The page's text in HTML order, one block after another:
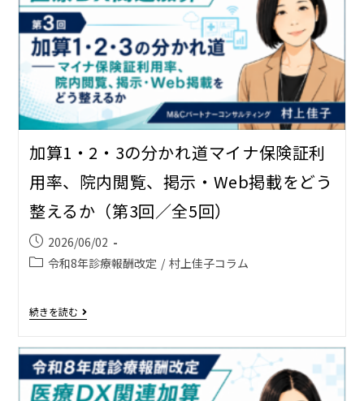
加算1・2・3の分かれ道――マイナ保険証利
用率、院内閲覧、掲示・Web掲載をどう
整えるか（第3回／全5回）
2026/06/02
令和8年診療報酬改定 / 村上佳子コラム
続きを読む